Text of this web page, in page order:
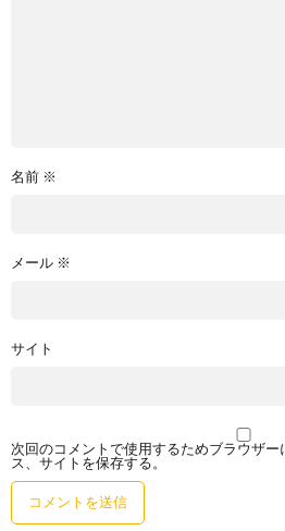
名前 ※
メール ※
サイト
次回のコメントで使用するためブラウザ
ス、サイトを保存する。